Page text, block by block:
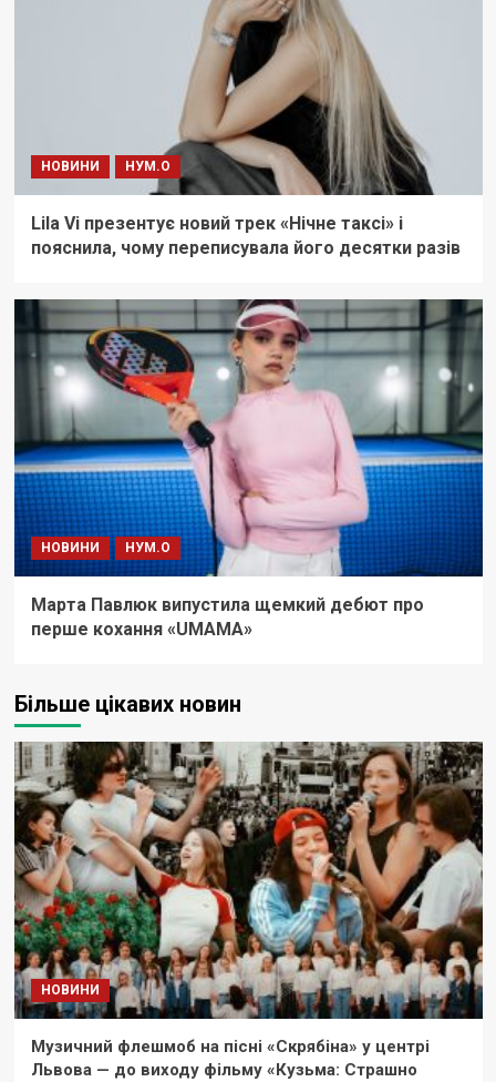
НОВИНИ НУМ.О
Lila Vi презентує новий трек «Нічне таксі» і
пояснила, чому переписувала його десятки разів
НОВИНИ НУМ.О
Марта Павлюк випустила щемкий дебют про
перше кохання «UМАМА»
Більше цікавих новин
НОВИНИ
Музичний флешмоб на пісні «Скрябіна» у центрі
Львова — до виходу фільму «Кузьма: Страшно